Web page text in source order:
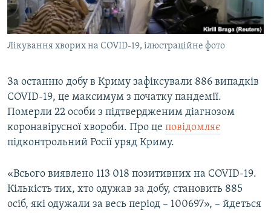
СВІДЧЕННЯ ОКУПАЦІЇ
УКРАЇНСЬКА ПРОБЛЕМА КРИМУ
ІНФОГРАФІКА
Qırımtatar
ДОЛУЧАЙСЯ!
Усі сайти RFE/RL
Лікування хворих на COVID-19, ілюстраційне фото
За останню добу в Криму зафіксували 886 випадків
COVID-19, це максимум з початку пандемії.
Померли 22 особи з підтвердженим діагнозом
коронавірусної хвороби. Про це повідомляє
підконтрольний Росії уряд Криму.
«Всього виявлено 113 018 позитивних на COVID-19.
Кількість тих, хто одужав за добу, становить 885
осіб, які одужали за весь період – 100697», – йдеться